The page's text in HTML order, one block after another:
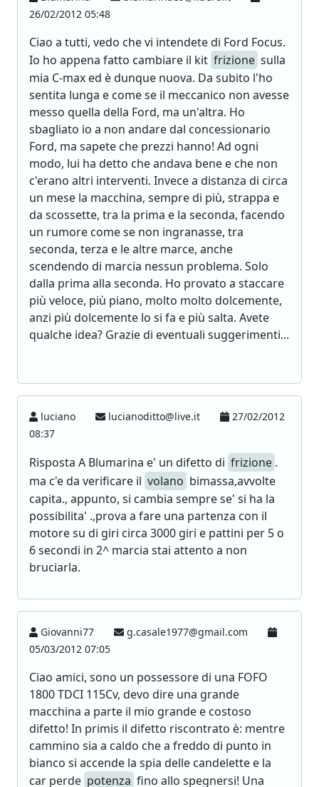
26/02/2012 05:48
Ciao a tutti, vedo che vi intendete di Ford Focus.
Io ho appena fatto cambiare il kit frizione sulla
mia C-max ed è dunque nuova. Da subito l'ho
sentita lunga e come se il meccanico non avesse
messo quella della Ford, ma un'altra. Ho
sbagliato io a non andare dal concessionario
Ford, ma sapete che prezzi hanno! Ad ogni
modo, lui ha detto che andava bene e che non
c'erano altri interventi. Invece a distanza di circa
un mese la macchina, sempre di più, strappa e
da scossette, tra la prima e la seconda, facendo
un rumore come se non ingranasse, tra
seconda, terza e le altre marce, anche
scendendo di marcia nessun problema. Solo
dalla prima alla seconda. Ho provato a staccare
più veloce, più piano, molto molto dolcemente,
anzi più dolcemente lo si fa e più salta. Avete
qualche idea? Grazie di eventuali suggerimenti...
luciano lucianoditto@live.it
27/02/2012
08:37
Risposta A Blumarina e' un difetto di frizione .
ma c'e da verificare il volano bimassa,avvolte
capita., appunto, si cambia sempre se' si ha la
possibilita' .,prova a fare una partenza con il
motore su di giri circa 3000 giri e pattini per 5 o
6 secondi in 2^ marcia stai attento a non
bruciarla.
Giovanni77
g.casale1977@gmail.com
05/03/2012 07:05
Ciao amici, sono un possessore di una FOFO
1800 TDCI 115Cv, devo dire una grande
macchina a parte il mio grande e costoso
difetto! In primis il difetto riscontrato è: mentre
cammino sia a caldo che a freddo di punto in
bianco si accende la spia delle candelette e la
car perde potenza fino allo spegnersi! Una